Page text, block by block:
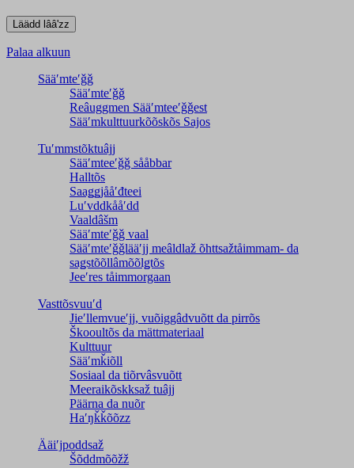
Palaa alkuun
Sääʹmteʹǧǧ
Sääʹmteʹǧǧ
Reâuggmen Sääʹmteeʹǧǧest
Sääʹmkulttuurkõõskõs Sajos
Tuʹmmstõktuâjj
Sääʹmteeʹǧǧ sååbbar
Halltõs
Saaǥǥjååʹđteei
Luʹvddkååʹdd
Vaaldâšm
Sääʹmteʹǧǧ vaal
Sääʹmteʹǧǧlääʹjj meâldlaž õhttsažtåimmam- da
saǥstõõllâmõõlǥtõs
Jeeʹres tåimmorgaan
Vasttõsvuuʹd
Jieʹllemvueʹjj, vuõiggâdvuõtt da pirrõs
Škooultõs da mättmateriaal
Kulttuur
Sääʹmǩiõll
Sosiaal da tiõrvâsvuõtt
Meeraikõskksaž tuâjj
Päärna da nuõr
Haʹŋǩǩõõzz
Ääiʹjpoddsaž
Šõddmõõžž